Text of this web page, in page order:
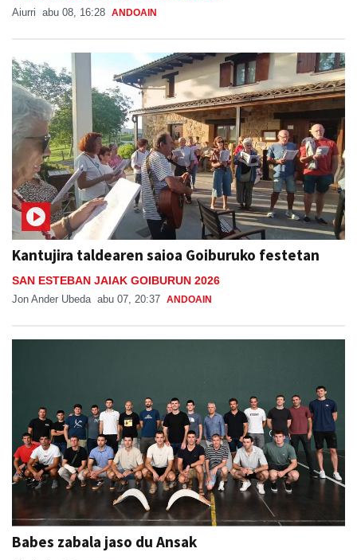
Aiurri abu 08, 16:28 ANDOAIN
Kantujira taldearen saioa Goiburuko festetan
SAN ESTEBAN JAIAK GOIBURUN 2026
Jon Ander Ubeda abu 07, 20:37 ANDOAIN
Babes zabala jaso du Ansak